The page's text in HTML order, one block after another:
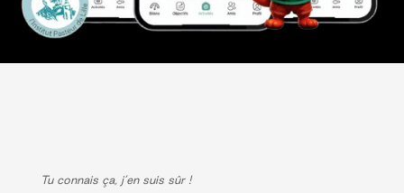
Tu connais ça, j’en suis sûr !